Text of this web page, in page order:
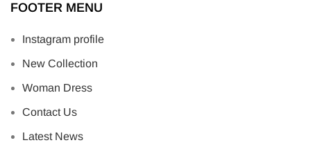
FOOTER MENU
Instagram profile
New Collection
Woman Dress
Contact Us
Latest News